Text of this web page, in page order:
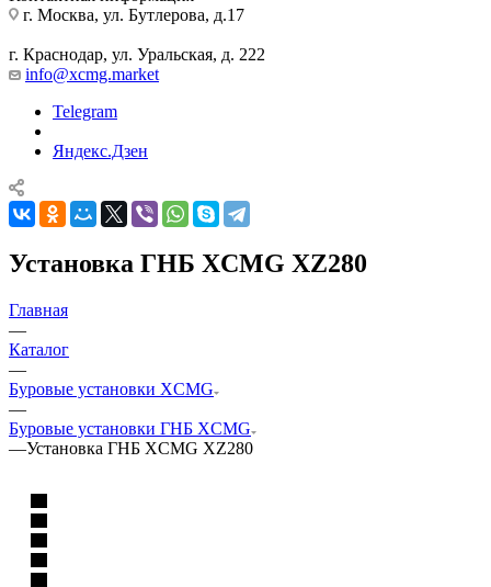
г. Москва, ул. Бутлерова, д.17
г. Краснодар, ул. Уральская, д. 222
info@xcmg.market
Telegram
Яндекс.Дзен
Установка ГНБ XCMG XZ280
Главная
—
Каталог
—
Буровые установки XCMG
—
Буровые установки ГНБ XCMG
—Установка ГНБ XCMG XZ280